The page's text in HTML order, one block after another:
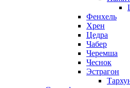
Фенхель
Хрен
Цедра
Чабер
Черемша
Чеснок
Эстрагон